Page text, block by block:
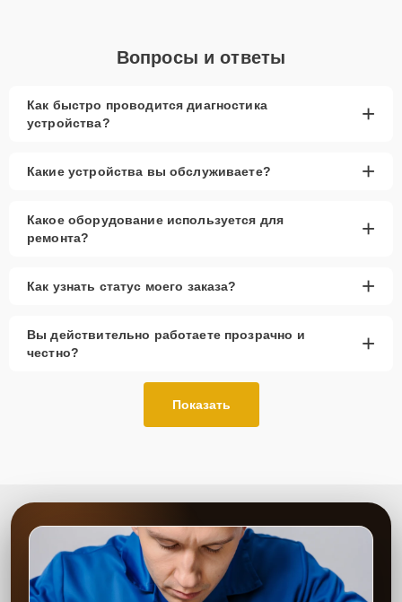
Вопросы и ответы
Как быстро проводится диагностика
устройства?
+
Какие устройства вы обслуживаете? +
Какое оборудование используется для
ремонта?
+
Как узнать статус моего заказа? +
Вы действительно работаете прозрачно и
честно?
+
Показать